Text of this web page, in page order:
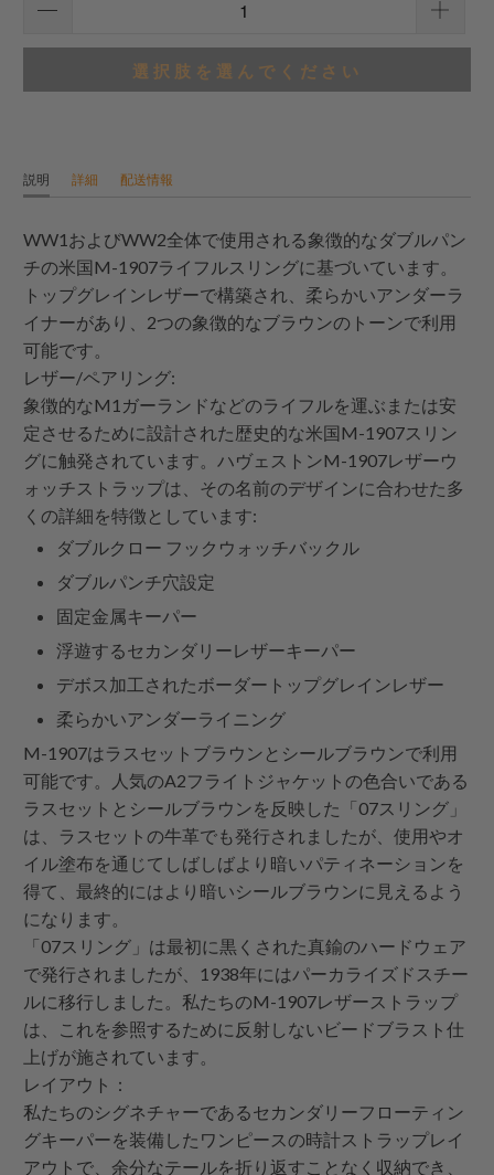
選択肢を選んでください
説明 詳細 配送情報
WW1およびWW2全体で使用される象徴的なダブルパン
チの米国M-1907ライフルスリングに基づいています。
トップグレインレザーで構築され、柔らかいアンダーラ
イナーがあり、2つの象徴的なブラウンのトーンで利用
可能です。
レザー/ペアリング:
象徴的なM1ガーランドなどのライフルを運ぶまたは安
定させるために設計された歴史的な米国M-1907スリン
グに触発されています。ハヴェストンM-1907レザーウ
ォッチストラップは、その名前のデザインに合わせた多
くの詳細を特徴としています:
ダブルクロー フックウォッチバックル
ダブルパンチ穴設定
固定金属キーパー
浮遊するセカンダリーレザーキーパー
デボス加工されたボーダートップグレインレザー
柔らかいアンダーライニング
M-1907はラスセットブラウンとシールブラウンで利用
可能です。人気のA2フライトジャケットの色合いである
ラスセットとシールブラウンを反映した「07スリング」
は、ラスセットの牛革でも発行されましたが、使用やオ
イル塗布を通じてしばしばより暗いパティネーションを
得て、最終的にはより暗いシールブラウンに見えるよう
になります。
「07スリング」は最初に黒くされた真鍮のハードウェア
で発行されましたが、1938年にはパーカライズドスチー
ルに移行しました。私たちのM-1907レザーストラップ
は、これを参照するために反射しないビードブラスト仕
上げが施されています。
レイアウト：
私たちのシグネチャーであるセカンダリーフローティン
グキーパーを装備したワンピースの時計ストラップレイ
アウトで、余分なテールを折り返すことなく収納でき、